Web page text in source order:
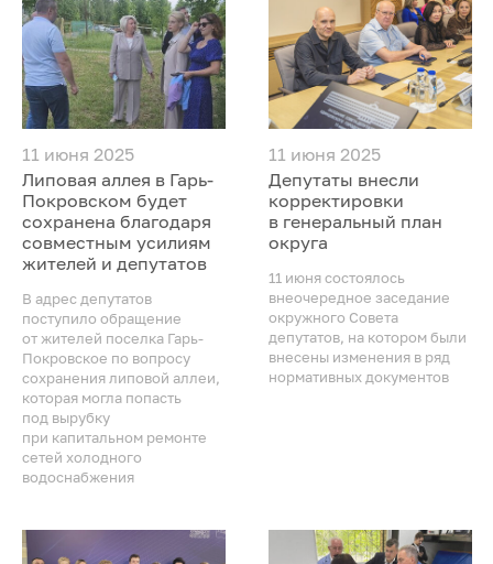
11 июня 2025
Липовая аллея в Гарь-
Покровском будет
сохранена благодаря
совместным усилиям
жителей и депутатов
В адрес депутатов
поступило обращение
от жителей поселка Гарь-
Покровское по вопросу
сохранения липовой аллеи,
которая могла попасть
под вырубку
при капитальном ремонте
сетей холодного
водоснабжения
11 июня 2025
Депутаты внесли
корректировки
в генеральный план
округа
11 июня состоялось
внеочередное заседание
окружного Совета
депутатов, на котором были
внесены изменения в ряд
нормативных документов